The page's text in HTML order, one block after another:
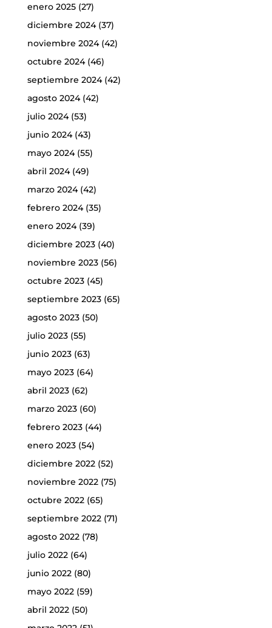
enero 2025(27)
diciembre 2024(37)
noviembre 2024(42)
octubre 2024(46)
septiembre 2024(42)
agosto 2024(42)
julio 2024(53)
junio 2024(43)
mayo 2024(55)
abril 2024(49)
marzo 2024(42)
febrero 2024(35)
enero 2024(39)
diciembre 2023(40)
noviembre 2023(56)
octubre 2023(45)
septiembre 2023(65)
agosto 2023(50)
julio 2023(55)
junio 2023(63)
mayo 2023(64)
abril 2023(62)
marzo 2023(60)
febrero 2023(44)
enero 2023(54)
diciembre 2022(52)
noviembre 2022(75)
octubre 2022(65)
septiembre 2022(71)
agosto 2022(78)
julio 2022(64)
junio 2022(80)
mayo 2022(59)
abril 2022(50)